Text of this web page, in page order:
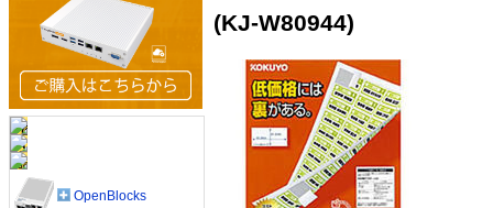
(KJ-W80944)
OpenBlocks